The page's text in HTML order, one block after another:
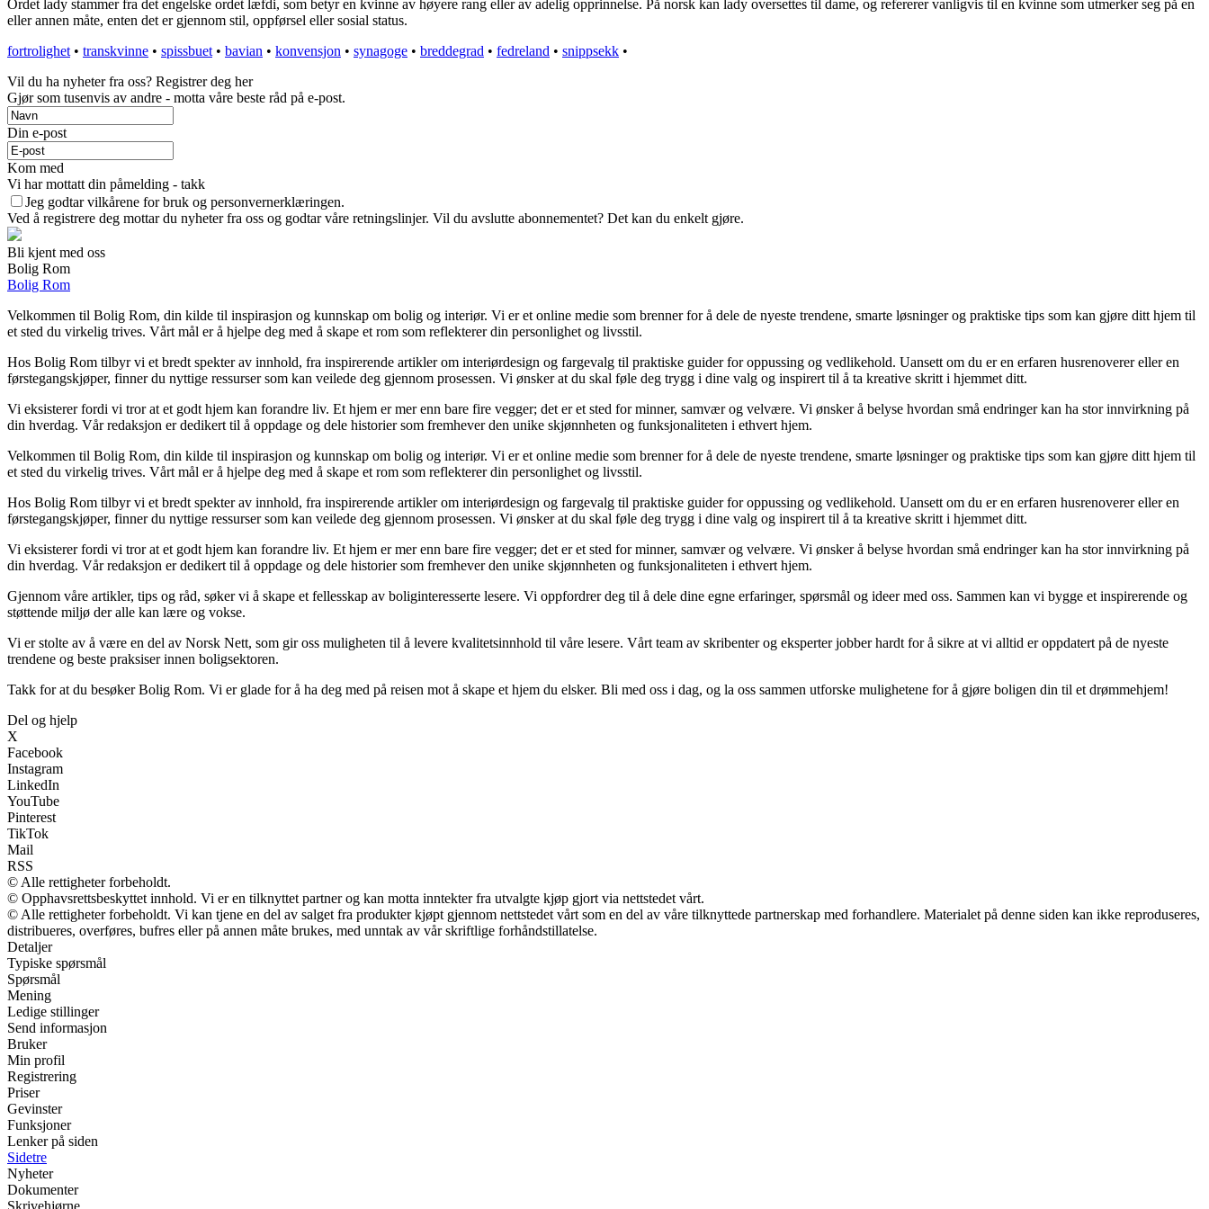
Ordet lady stammer fra det engelske ordet læfdi, som betyr en kvinne av høyere rang eller av adelig opprinnelse. På norsk kan lady oversettes til dame, og refererer vanligvis til en kvinne som utmerker seg på en
eller annen måte, enten det er gjennom stil, oppførsel eller sosial status.
fortrolighet • transkvinne • spissbuet • bavian • konvensjon • synagoge • breddegrad • fedreland • snippsekk •
Vil du ha nyheter fra oss? Registrer deg her
Gjør som tusenvis av andre - motta våre beste råd på e-post.
Din e-post
Kom med
Vi har mottatt din påmelding - takk
Jeg godtar vilkårene for bruk og personvernerklæringen.
Ved å registrere deg mottar du nyheter fra oss og godtar våre retningslinjer. Vil du avslutte abonnementet? Det kan du enkelt gjøre.
Bli kjent med oss
Bolig Rom
Bolig Rom
Velkommen til Bolig Rom, din kilde til inspirasjon og kunnskap om bolig og interiør. Vi er et online medie som brenner for å dele de nyeste trendene, smarte løsninger og praktiske tips som kan gjøre ditt hjem til
et sted du virkelig trives. Vårt mål er å hjelpe deg med å skape et rom som reflekterer din personlighet og livsstil.
Hos Bolig Rom tilbyr vi et bredt spekter av innhold, fra inspirerende artikler om interiørdesign og fargevalg til praktiske guider for oppussing og vedlikehold. Uansett om du er en erfaren husrenoverer eller en
førstegangskjøper, finner du nyttige ressurser som kan veilede deg gjennom prosessen. Vi ønsker at du skal føle deg trygg i dine valg og inspirert til å ta kreative skritt i hjemmet ditt.
Vi eksisterer fordi vi tror at et godt hjem kan forandre liv. Et hjem er mer enn bare fire vegger; det er et sted for minner, samvær og velvære. Vi ønsker å belyse hvordan små endringer kan ha stor innvirkning på
din hverdag. Vår redaksjon er dedikert til å oppdage og dele historier som fremhever den unike skjønnheten og funksjonaliteten i ethvert hjem.
Velkommen til Bolig Rom, din kilde til inspirasjon og kunnskap om bolig og interiør. Vi er et online medie som brenner for å dele de nyeste trendene, smarte løsninger og praktiske tips som kan gjøre ditt hjem til
et sted du virkelig trives. Vårt mål er å hjelpe deg med å skape et rom som reflekterer din personlighet og livsstil.
Hos Bolig Rom tilbyr vi et bredt spekter av innhold, fra inspirerende artikler om interiørdesign og fargevalg til praktiske guider for oppussing og vedlikehold. Uansett om du er en erfaren husrenoverer eller en
førstegangskjøper, finner du nyttige ressurser som kan veilede deg gjennom prosessen. Vi ønsker at du skal føle deg trygg i dine valg og inspirert til å ta kreative skritt i hjemmet ditt.
Vi eksisterer fordi vi tror at et godt hjem kan forandre liv. Et hjem er mer enn bare fire vegger; det er et sted for minner, samvær og velvære. Vi ønsker å belyse hvordan små endringer kan ha stor innvirkning på
din hverdag. Vår redaksjon er dedikert til å oppdage og dele historier som fremhever den unike skjønnheten og funksjonaliteten i ethvert hjem.
Gjennom våre artikler, tips og råd, søker vi å skape et fellesskap av boliginteresserte lesere. Vi oppfordrer deg til å dele dine egne erfaringer, spørsmål og ideer med oss. Sammen kan vi bygge et inspirerende og
støttende miljø der alle kan lære og vokse.
Vi er stolte av å være en del av Norsk Nett, som gir oss muligheten til å levere kvalitetsinnhold til våre lesere. Vårt team av skribenter og eksperter jobber hardt for å sikre at vi alltid er oppdatert på de nyeste
trendene og beste praksiser innen boligsektoren.
Takk for at du besøker Bolig Rom. Vi er glade for å ha deg med på reisen mot å skape et hjem du elsker. Bli med oss i dag, og la oss sammen utforske mulighetene for å gjøre boligen din til et drømmehjem!
Del og hjelp
X
Facebook
Instagram
LinkedIn
YouTube
Pinterest
TikTok
Mail
RSS
© Alle rettigheter forbeholdt.
© Opphavsrettsbeskyttet innhold. Vi er en tilknyttet partner og kan motta inntekter fra utvalgte kjøp gjort via nettstedet vårt.
© Alle rettigheter forbeholdt. Vi kan tjene en del av salget fra produkter kjøpt gjennom nettstedet vårt som en del av våre tilknyttede partnerskap med forhandlere. Materialet på denne siden kan ikke reproduseres,
distribueres, overføres, bufres eller på annen måte brukes, med unntak av vår skriftlige forhåndstillatelse.
Detaljer
Typiske spørsmål
Spørsmål
Mening
Ledige stillinger
Send informasjon
Bruker
Min profil
Registrering
Priser
Gevinster
Funksjoner
Lenker på siden
Sidetre
Nyheter
Dokumenter